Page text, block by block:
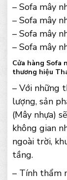
– Sofa mây
– Sofa mây
– Sofa mây
– Sofa mây
Cửa hàng Sofa
thương hiệu
– Với những
lượng, sản
(Mây nhựa)
không gian
ngoài trời,
tầng.
– Tính thẩm